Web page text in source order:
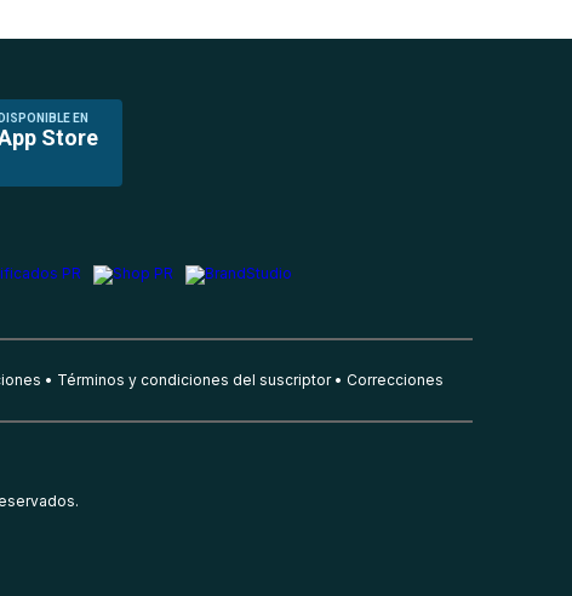
DISPONIBLE EN
Store
Términos y condiciones del suscriptor Correcciones